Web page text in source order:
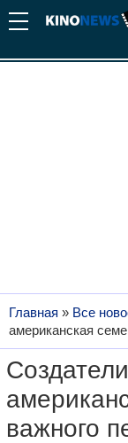
Главная » Все
американская
важного